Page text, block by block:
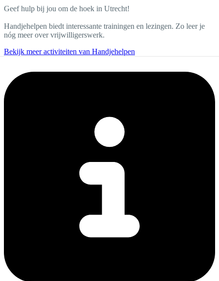
Geef hulp bij jou om de hoek in Utrecht!
Handjehelpen biedt interessante trainingen en lezingen. Zo leer je
nóg meer over vrijwilligerswerk.
Bekijk meer activiteiten van Handjehelpen